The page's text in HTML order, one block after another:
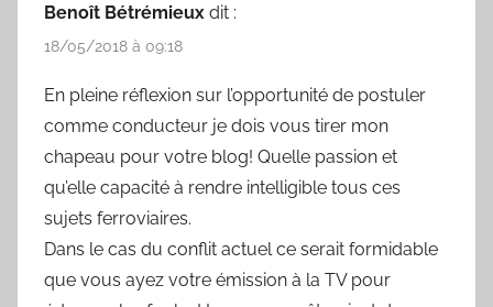
Benoît Bétrémieux dit :
18/05/2018 à 09:18
En pleine réflexion sur l’opportunité de postuler
comme conducteur je dois vous tirer mon
chapeau pour votre blog! Quelle passion et
qu’elle capacité à rendre intelligible tous ces
sujets ferroviaires.
Dans le cas du conflit actuel ce serait formidable
que vous ayez votre émission à la TV pour